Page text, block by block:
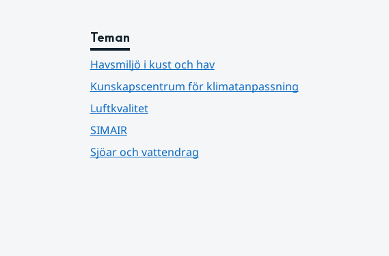
Teman
Havsmiljö i kust och hav
Kunskapscentrum för klimatanpassning
Luftkvalitet
SIMAIR
Sjöar och vattendrag